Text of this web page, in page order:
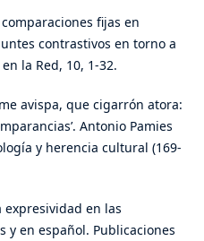
fijas en
contrastivos en torno a
la Red, 10, 1-32.
avispa, que cigarrón atora:
Antonio Pamies
y herencia cultural (169-
expresividad en las
y en español. Publicaciones